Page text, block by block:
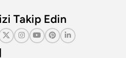
Takip Edin